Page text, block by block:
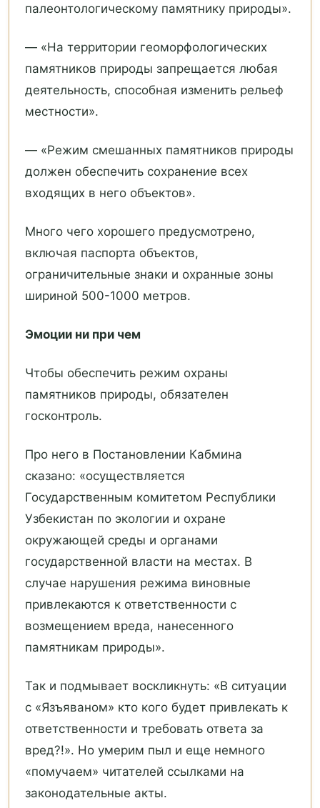
палеонтологическому памятнику природы».
— «На территории геоморфологических
памятников природы запрещается любая
деятельность, способная изменить рельеф
местности».
— «Режим смешанных памятников природы
должен обеспечить сохранение всех
входящих в него объектов».
Много чего хорошего предусмотрено,
включая паспорта объектов,
ограничительные знаки и охранные зоны
шириной 500-1000 метров.
Эмоции ни при чем
Чтобы обеспечить режим охраны
памятников природы, обязателен
госконтроль.
Про него в Постановлении Кабмина
сказано: «осуществляется
Государственным комитетом Республики
Узбекистан по экологии и охране
окружающей среды и органами
государственной власти на местах. В
случае нарушения режима виновные
привлекаются к ответственности с
возмещением вреда, нанесенного
памятникам природы».
Так и подмывает воскликнуть: «В ситуации
с «Язъяваном» кто кого будет привлекать к
ответственности и требовать ответа за
вред?!». Но умерим пыл и еще немного
«помучаем» читателей ссылками на
законодательные акты.